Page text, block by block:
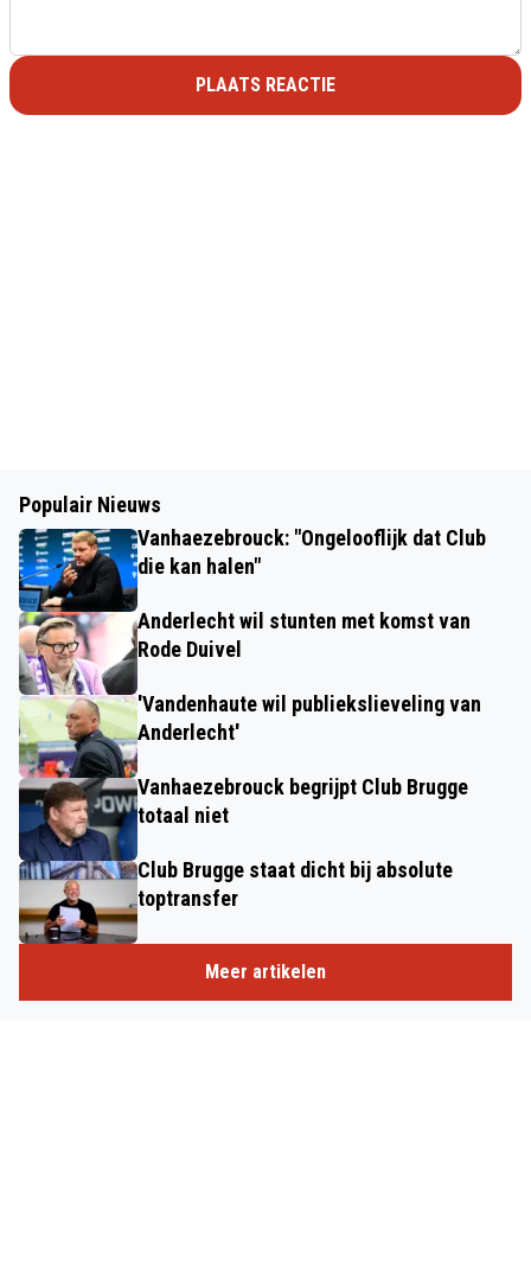
PLAATS REACTIE
Populair Nieuws
Vanhaezebrouck: "Ongelooflijk dat Club
die kan halen"
Anderlecht wil stunten met komst van
Rode Duivel
'Vandenhaute wil publiekslieveling van
Anderlecht'
Vanhaezebrouck begrijpt Club Brugge
totaal niet
Club Brugge staat dicht bij absolute
toptransfer
Meer artikelen